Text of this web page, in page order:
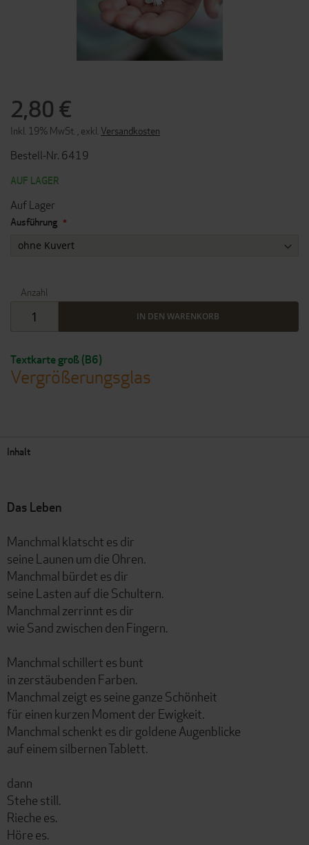
Textkarte groß (B6)
Vergrößerungsglas
2,80 €
Inkl. 19% MwSt. exkl. Versandkosten
Bestell-Nr. 6419
AUF LAGER
Auf Lager
Ausführung
Anzahl
IN DEN WARENKORB
SPRINGEN
Inhalt
Das Leben
Manchmal klatscht es dir
seine Launen um die Ohren.
Manchmal bürdet es dir
seine Lasten auf die Schultern.
Manchmal zerrinnt es dir
wie Sand zwischen den Fingern.
Manchmal schillert es bunt
in zerstäubenden Farben.
Manchmal zeigt es seine ganze Schönheit
für einen kurzen Moment der Ewigkeit.
Manchmal schenkt es dir goldene Augenblicke
auf einem silbernen Tablett.
dann
Stehe still.
Rieche es.
Höre es.